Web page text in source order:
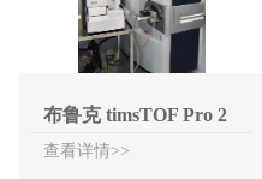
布鲁克 timsTOF Pro 2
查看详情>>